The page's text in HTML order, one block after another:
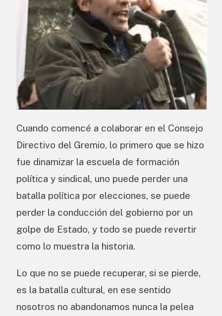
Cuando comencé a colaborar en el Consejo
Directivo del Gremio, lo primero que se hizo
fue dinamizar la escuela de formación
política y sindical, uno puede perder una
batalla política por elecciones, se puede
perder la conducción del gobierno por un
golpe de Estado, y todo se puede revertir
como lo muestra la historia.
Lo que no se puede recuperar, si se pierde,
es la batalla cultural, en ese sentido
nosotros no abandonamos nunca la pelea